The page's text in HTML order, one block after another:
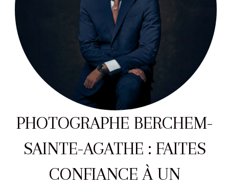
PHOTOGRAPHE BERCHEM-
SAINTE-AGATHE : FAITES
CONFIANCE À UN